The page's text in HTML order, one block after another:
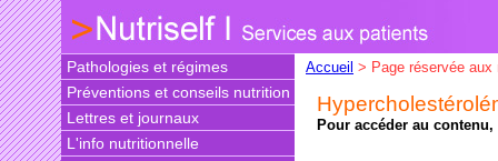
Pathologies et régimes
Préventions et conseils nutrition
Lettres et journaux
L'info nutritionnelle
Accueil > Page réservée aux
Pour accéder au